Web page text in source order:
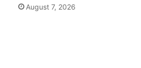
August 7, 2026